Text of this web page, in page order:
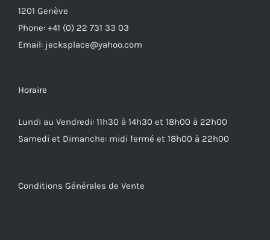
1201 Genève
Phone: +41 (0) 22 731 33 03
Email: jecksplace@yahoo.com
Horaire
Lundi au Vendredi: 11h30 à 14h30 et 18h00 à 22h00
Samedi et Dimanche: midi fermé et 18h00 à 22h00
Conditions Générales de Vente